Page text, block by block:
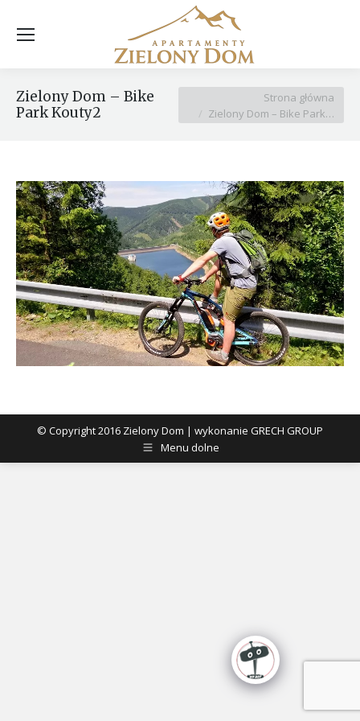
Zielony Dom – Bike
Park Kouty2
Strona główna
Zielony Dom – Bike Park…
© Copyright 2016 Zielony Dom | wykonanie GRECH GROUP
Menu dolne